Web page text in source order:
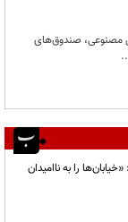
مصنوعى، صندوق‌هاى
را به ناامیدان